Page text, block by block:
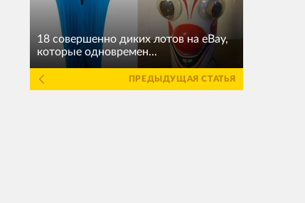
18 совершенно диких лотов на eBay,
которые одновремен...
ПРЕДЫДУЩАЯ СТАТЬЯ